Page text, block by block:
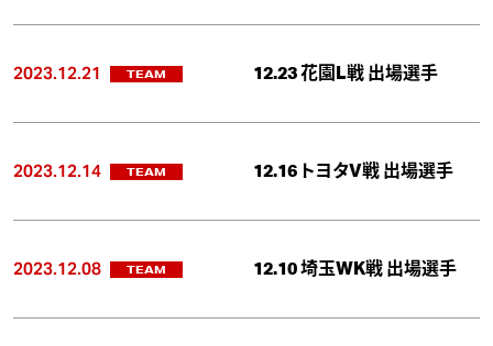
2023.12.21 TEAM 12.23 花園L戦 出場選手
2023.12.14 TEAM 12.16 トヨタV戦 出場選手
2023.12.08 TEAM 12.10 埼玉WK戦 出場選手